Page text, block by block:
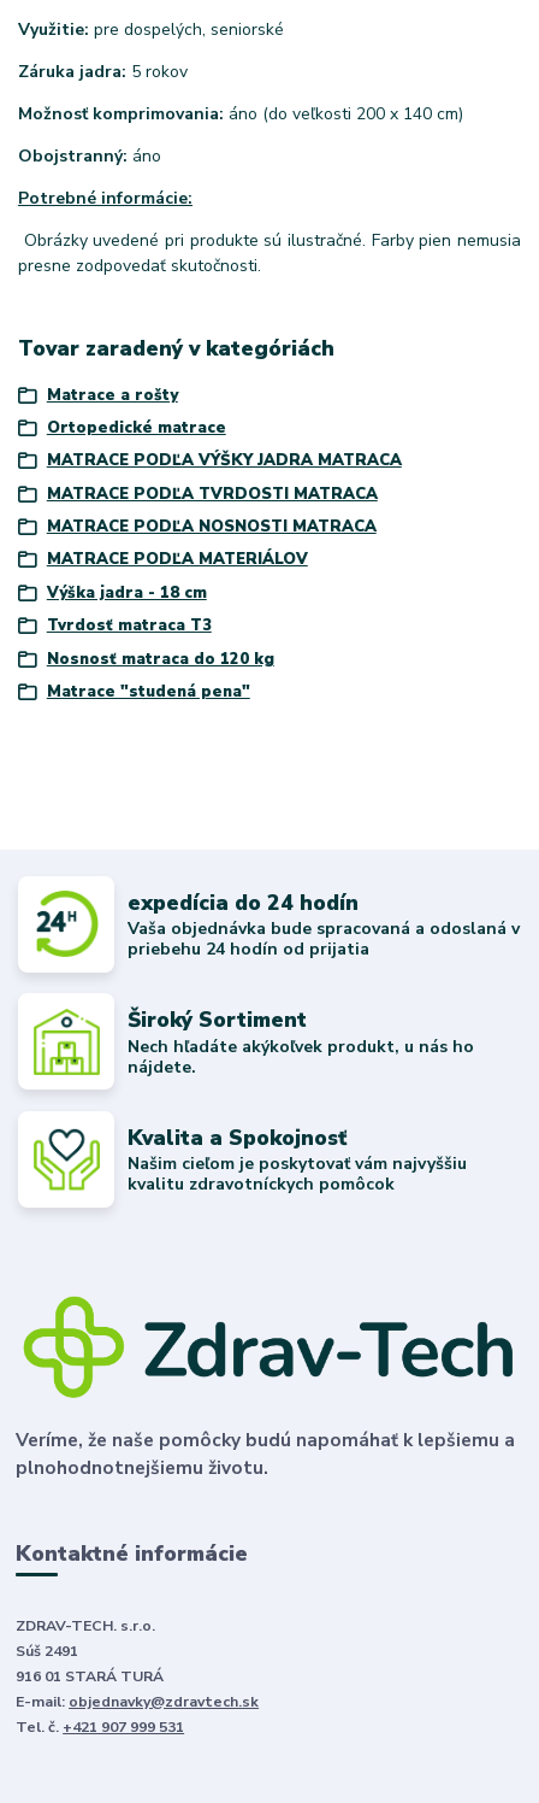
Využitie: pre dospelých, seniorské
Záruka jadra: 5 rokov
Možnosť komprimovania: áno (do veľkosti 200 x 140 cm)
Obojstranný: áno
Potrebné informácie:
Obrázky uvedené pri produkte sú ilustračné. Farby pien nemusia
presne zodpovedať skutočnosti.
Tovar zaradený v kategóriách
Matrace a rošty
Ortopedické matrace
MATRACE PODĽA VÝŠKY JADRA MATRACA
MATRACE PODĽA TVRDOSTI MATRACA
MATRACE PODĽA NOSNOSTI MATRACA
MATRACE PODĽA MATERIÁLOV
Výška jadra - 18 cm
Tvrdosť matraca T3
Nosnosť matraca do 120 kg
Matrace "studená pena"
expedícia do 24 hodín
Vaša objednávka bude spracovaná a odoslaná v
priebehu 24 hodín od prijatia
Široký Sortiment
Nech hľadáte akýkoľvek produkt, u nás ho
nájdete.
Kvalita a Spokojnosť
Našim cieľom je poskytovať vám najvyššiu
kvalitu zdravotníckych pomôcok
Veríme, že naše pomôcky budú napomáhať k lepšiemu a
plnohodnotnejšiemu životu.
Kontaktné informácie
ZDRAV-TECH. s.r.o.
Súš 2491
916 01 STARÁ TURÁ
E-mail: objednavky@zdravtech.sk
Tel. č. +421 907 999 531